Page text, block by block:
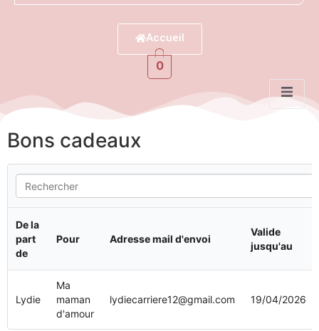
Accueil
0
Bons cadeaux
De la
part
de
Pour Adresse mail d'envoi
Valide
jusqu'au
Lydie
Ma
maman
d'amour
lydiecarriere12@gmail.com 19/04/2026